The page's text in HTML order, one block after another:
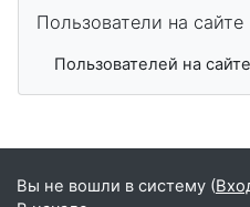
Пользователи на сайте
Пользователей на
Вы не вошли в систему (